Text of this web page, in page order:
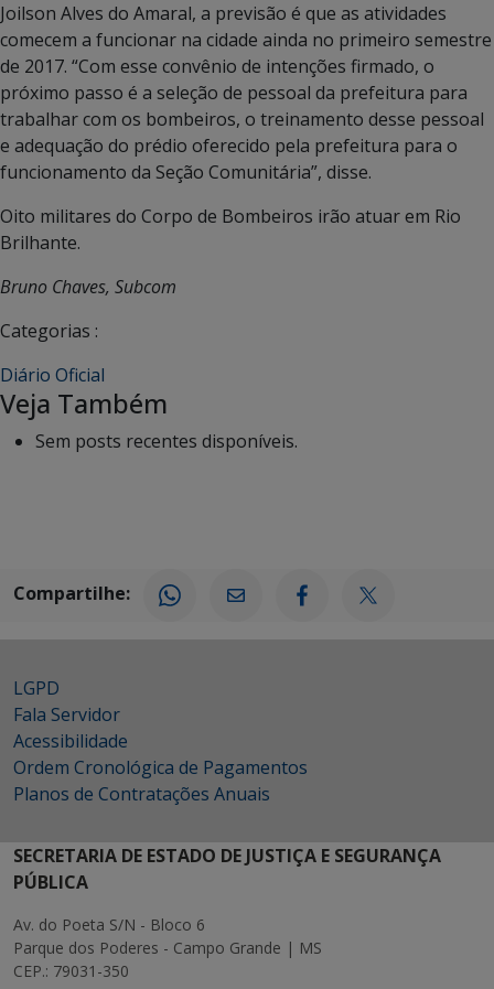
Joilson Alves do Amaral, a previsão é que as atividades
comecem a funcionar na cidade ainda no primeiro semestre
de 2017. “Com esse convênio de intenções firmado, o
próximo passo é a seleção de pessoal da prefeitura para
trabalhar com os bombeiros, o treinamento desse pessoal
e adequação do prédio oferecido pela prefeitura para o
funcionamento da Seção Comunitária”, disse.
Oito militares do Corpo de Bombeiros irão atuar em Rio
Brilhante.
Bruno Chaves, Subcom
Categorias :
Diário Oficial
Veja Também
Sem posts recentes disponíveis.
Compartilhe:
LGPD
Fala Servidor
Acessibilidade
Ordem Cronológica de Pagamentos
Planos de Contratações Anuais
SECRETARIA DE ESTADO DE JUSTIÇA E SEGURANÇA
PÚBLICA
Av. do Poeta S/N - Bloco 6
Parque dos Poderes - Campo Grande | MS
CEP.: 79031-350